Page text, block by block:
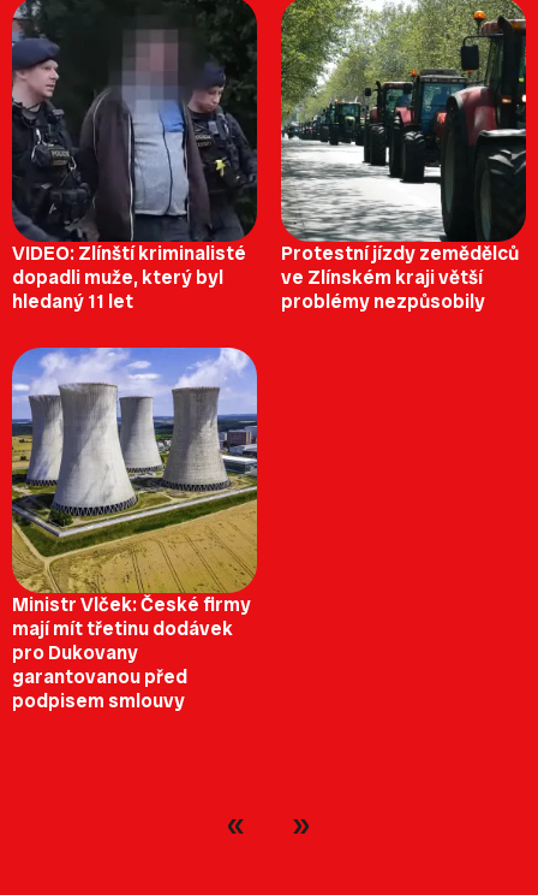
VIDEO: Zlínští kriminalisté
dopadli muže, který byl
hledaný 11 let
Protestní jízdy zemědělců
ve Zlínském kraji větší
problémy nezpůsobily
Ministr Vlček: České firmy
mají mít třetinu dodávek
pro Dukovany
garantovanou před
podpisem smlouvy